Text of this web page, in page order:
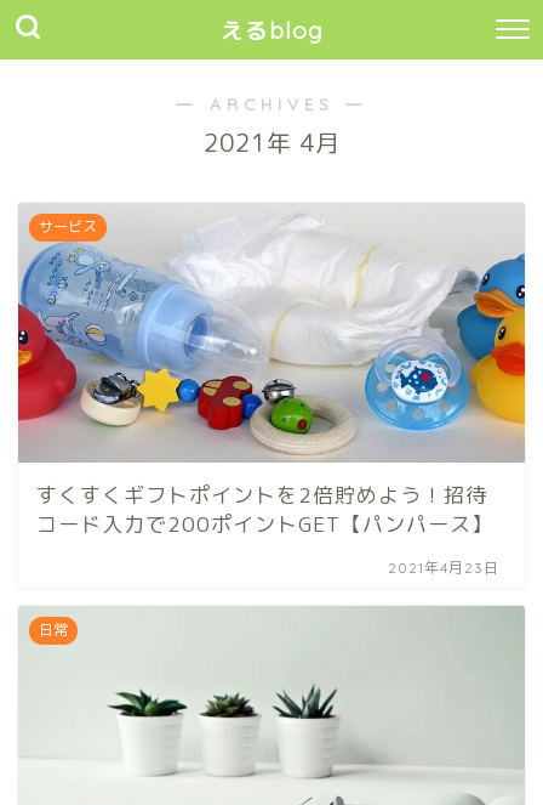
えるblog
― ARCHIVES ―
2021年 4月
サービス
すくすくギフトポイントを2倍貯めよう！招待
コード入力で200ポイントGET【パンパース】
2021年4月23日
日常